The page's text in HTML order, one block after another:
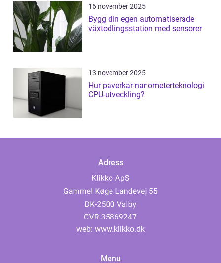
16 november 2025
Bygg din egen automatiserade
växtodlingsstation med sensorer
13 november 2025
Hur påverkar nanometerteknologi
CPU-utveckling?
Adress
web: www.klikko.dk
Menu